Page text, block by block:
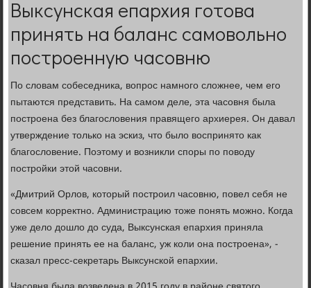
Выксунская епархия готова
принять на баланс самовольно
построенную часовню
По словам собеседника, вопрос намного сложнее, чем его
пытаются представить. На самом деле, эта часовня была
построена без благословения правящего архиерея. Он давал
утверждение только на эскиз, что было воспринято как
благословение. Поэтому и возникли споры по поводу
постройки этой часовни.
«Дмитрий Орлов, который построил часовню, повел себя не
совсем корректно. Администрацию тоже понять можно. Когда
уже дело дошло до суда, Выксунская епархия приняла
решение принять ее на баланс, уж коли она построена», -
сказал пресс-секретарь Выксунской епархии.